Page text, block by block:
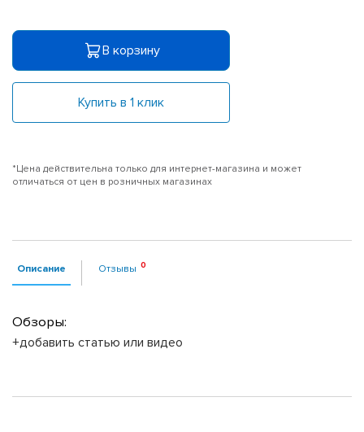
В корзину
Купить в 1 клик
*Цена действительна только для интернет-магазина и может
отличаться от цен в розничных магазинах
Описание Отзывы
Обзоры:
+добавить статью или видео